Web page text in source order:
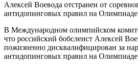
Алексей Воевода отстранен от
антидопинговых правил на
В Международном олимпийском
что российский бобслеист Алексей
пожизненно дисквалифицирован за
антидопинговых правил на